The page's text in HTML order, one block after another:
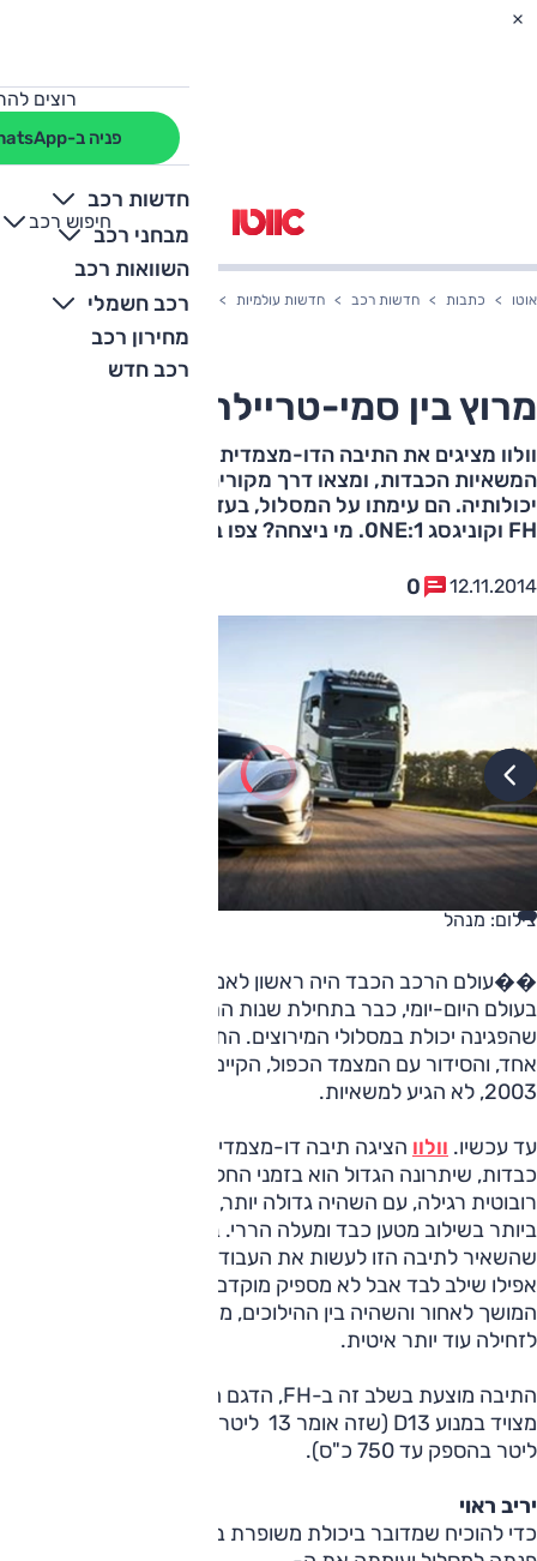
רוצים
פניה ב-WhatsApp
חדשות רכב
מבחני רכב
השוואות רכב
רכב חשמלי
מחירון רכב
רכב חדש
חיפוש רכב
+
-
אוטו כתבות חדשות רכב חדשות עולמיות מרוץ בין סמי-טריילר למכונית-על
מרוץ בין סמי-טריילר למכונית-על
וולוו מציגים את התיבה הדו-מצמדית הראשונה בעולם
המשאיות הכבדות, ומצאו דרך מקורית במיוחד להפגין את
יכולותיה. הם עימתו על המסלול, בעזרתו של טיף נידל, וולוו
FH וקוניגסג 0NE:1. מי ניצחה? צפו בוידאו
12.11.2014
0
צילום: מנהל
��עולם הרכב הכבד היה ראשון לאמץ את התיבה הרובוטית
בעולם היום-יומי, כבר בתחילת שנות התשעים, לא הרבה אחרי
שהפגינה יכולת במסלולי המירוצים. התיבה הייתה עם מצמד
אחד, והסידור עם המצמד הכפול, הקיים במכוניות נוסעים מאז
2003, לא הגיע למשאיות.
עד עכשיו. וולוו הציגה תיבה דו-מצמדית המיועדת למשאיות
כבדות, שיתרונה הגדול הוא בזמני החלפה קצרים יותר. תיבה
רובוטית רגילה, עם השהיה גדולה יותר, היא לא הסידור היעיל
ביותר בשילוב מטען כבד ומעלה הררי. בעיה זו מוכרת לכל מי
שהשאיר לתיבה הזו לעשות את העבודה לבד, במצב אוטומטי, או
אפילו שילב לבד אבל לא מספיק מוקדם; שילוב של משקל כבד
המושך לאחור והשהיה בין ההילוכים, מחייב תיקון מהיר ומביא
לזחילה עוד יותר איטית.
התיבה מוצעת בשלב זה ב-FH, הדגם הכבד יותר בוולוו, כשהוא
ליטר בהספק עד 750 כ"ס).
יריב ראוי
כדי להוכיח שמדובר ביכולת משופרת בתחום הביצועים, וולוו